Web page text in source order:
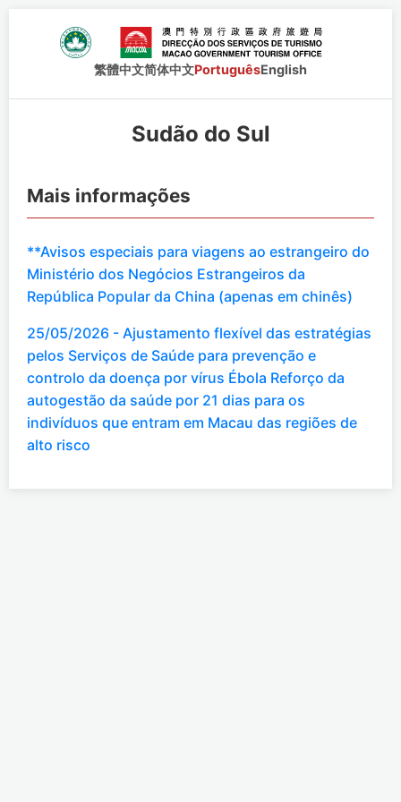
繁體中文简体中文PortuguêsEnglish
Sudão do Sul
Mais informações
**Avisos especiais para viagens ao estrangeiro do
Ministério dos Negócios Estrangeiros da
República Popular da China (apenas em chinês)
25/05/2026 - Ajustamento flexível das estratégias
pelos Serviços de Saúde para prevenção e
controlo da doença por vírus Ébola Reforço da
autogestão da saúde por 21 dias para os
indivíduos que entram em Macau das regiões de
alto risco